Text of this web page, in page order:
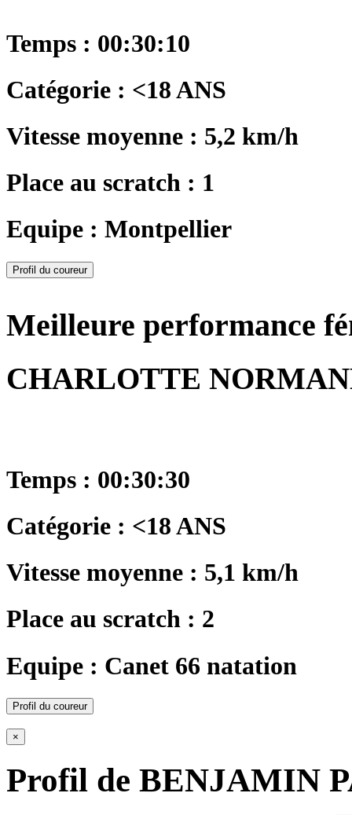
Temps : 00:30:10
Catégorie : <18 ANS
Vitesse moyenne : 5,2 km/h
Place au scratch : 1
Equipe : Montpellier
Profil du coureur
Meilleure performance
CHARLOTTE
Temps : 00:30:30
Catégorie : <18 ANS
Vitesse moyenne : 5,1 km/h
Place au scratch : 2
Equipe : Canet 66 natation
Profil du coureur
×
Profil de BENJAMIN